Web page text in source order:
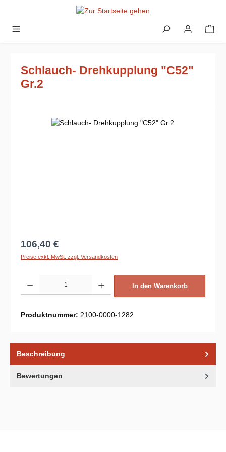
Zum Hauptinhalt springen
Schlauch- Drehkupplung "C52"
Gr.2
Bildergalerie überspringen
Regulärer Preis:
106,40 €
Preise exkl. MwSt. zzgl. Versandkosten
In den Warenkorb
Produktnummer: 2100-0000-1282
Beschreibung
Bewertungen